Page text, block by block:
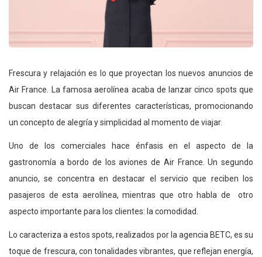
Frescura y relajación es lo que proyectan los nuevos anuncios de
Air France. La famosa aerolínea acaba de lanzar cinco spots que
buscan destacar sus diferentes características, promocionando
un concepto de alegría y simplicidad al momento de viajar.
Uno de los comerciales hace énfasis en el aspecto de la
gastronomía a bordo de los aviones de Air France. Un segundo
anuncio, se concentra en destacar el servicio que reciben los
pasajeros de esta aerolínea, mientras que otro habla de otro
aspecto importante para los clientes: la comodidad.
Lo caracteriza a estos spots, realizados por la agencia BETC, es su
toque de frescura, con tonalidades vibrantes, que reflejan energía,